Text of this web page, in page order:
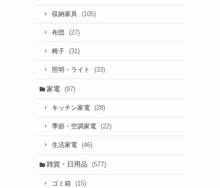
収納家具 (105)
布団 (27)
椅子 (31)
照明・ライト (33)
家電 (97)
キッチン家電 (28)
季節・空調家電 (22)
生活家電 (46)
雑貨・日用品 (577)
ゴミ箱 (15)